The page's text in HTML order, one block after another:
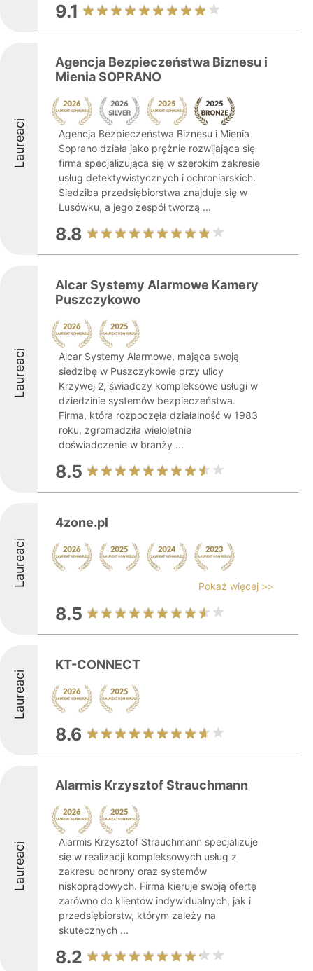
9.1
Laureaci
Agencja Bezpieczeństwa Biznesu i
Mienia SOPRANO
Agencja Bezpieczeństwa Biznesu i Mienia
Soprano działa jako prężnie rozwijająca się
firma specjalizująca się w szerokim zakresie
usług detektywistycznych i ochroniarskich.
Siedziba przedsiębiorstwa znajduje się w
Lusówku, a jego zespół tworzą ...
8.8
Laureaci
Alcar Systemy Alarmowe Kamery
Puszczykowo
Alcar Systemy Alarmowe, mająca swoją
siedzibę w Puszczykowie przy ulicy
Krzywej 2, świadczy kompleksowe usługi w
dziedzinie systemów bezpieczeństwa.
Firma, która rozpoczęła działalność w 1983
roku, zgromadziła wieloletnie
doświadczenie w branży ...
8.5
Laureaci
4zone.pl
Pokaż więcej >>
8.5
Laureaci
KT-CONNECT
8.6
Laureaci
Alarmis Krzysztof Strauchmann
Alarmis Krzysztof Strauchmann specjalizuje
się w realizacji kompleksowych usług z
zakresu ochrony oraz systemów
niskoprądowych. Firma kieruje swoją ofertę
zarówno do klientów indywidualnych, jak i
przedsiębiorstw, którym zależy na
skutecznych ...
8.2